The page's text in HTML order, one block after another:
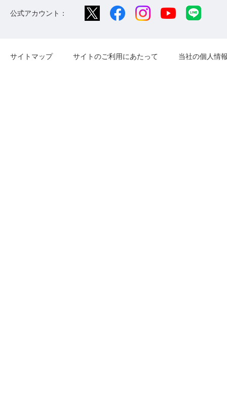
公式アカウント：
サイトマップ サイトのご利用にあたって 当社の個人情